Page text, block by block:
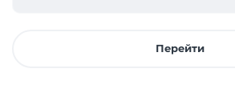
Перейти